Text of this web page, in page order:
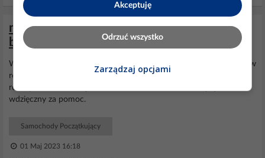
momenty dokręcania góry silnika 2.3
biturbo Renault Master 3
Witam Poszukuję dokręcania głowicy
, panewek wałków
rozrządu, nasady
oraz jak prawidłowo ustawić wałki
rozrządu. Samochód jest z 2016 roku i ma 165 KM. Będę bardzo
wdzięczny za pomoc.
Samochody Początkujący
01 Maj 2023 16:18
Akceptuję
Odrzuć wszystko
Zarządzaj opcjami